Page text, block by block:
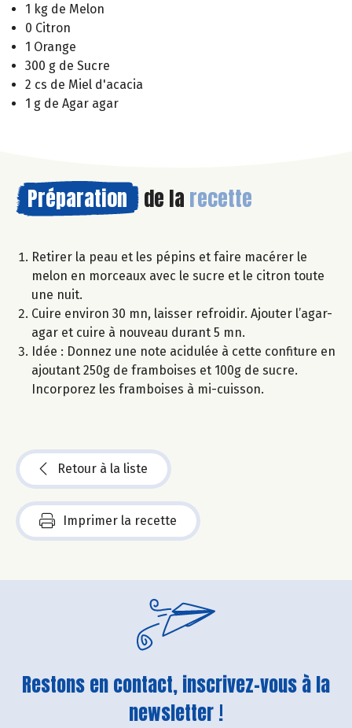
1 kg de Melon
0 Citron
1 Orange
300 g de Sucre
2 cs de Miel d'acacia
1 g de Agar agar
Préparation de la recette
Retirer la peau et les pépins et faire macérer le
melon en morceaux avec le sucre et le citron toute
une nuit.
Cuire environ 30 mn, laisser refroidir. Ajouter l’agar-
agar et cuire à nouveau durant 5 mn.
Idée : Donnez une note acidulée à cette confiture en
ajoutant 250g de framboises et 100g de sucre.
Incorporez les framboises à mi-cuisson.
Retour à la liste
Imprimer la recette
Restons en contact, inscrivez-vous à la
newsletter !